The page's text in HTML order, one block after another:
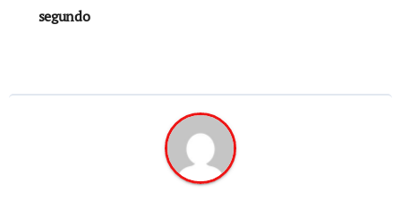
segundo